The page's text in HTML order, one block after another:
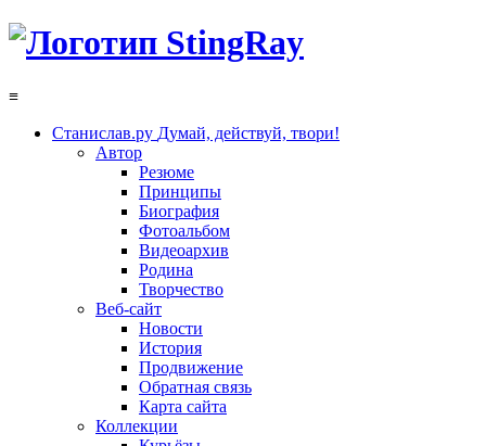
≡
Станислав.ру Думай, действуй, твори!
Автор
Резюме
Принципы
Биография
Фотоальбом
Видеоархив
Родина
Творчество
Веб-сайт
Новости
История
Продвижение
Обратная связь
Карта сайта
Коллекции